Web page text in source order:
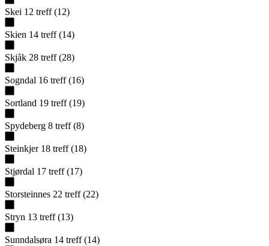
Skei 12 treff (12)
Skien 14 treff (14)
Skjåk 28 treff (28)
Sogndal 16 treff (16)
Sortland 19 treff (19)
Spydeberg 8 treff (8)
Steinkjer 18 treff (18)
Stjørdal 17 treff (17)
Storsteinnes 22 treff (22)
Stryn 13 treff (13)
Sunndalsøra 14 treff (14)